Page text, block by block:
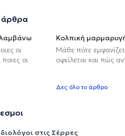
άρθρα
οι
οι
Κολπική
Μάθε πότε
οφείλεται και πώς
Δες όλο το άρθρο
στις Σέρρες